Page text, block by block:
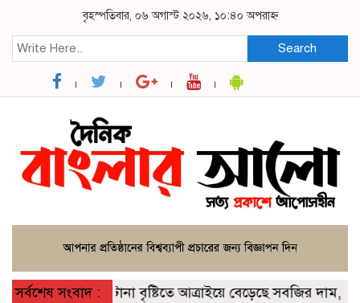
বৃহস্পতিবার, ০৬ অগাস্ট ২০২৬, ১০:৪০ অপরাহ্ন
Search
সর্বশেষ সংবাদ :টানা বৃষ্টিতে আত্রাইয়ে বেড়েছে সবজির দাম,